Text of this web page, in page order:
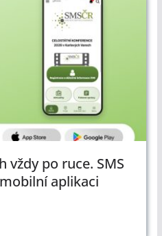
vždy po ruce. SMS
aplikaci